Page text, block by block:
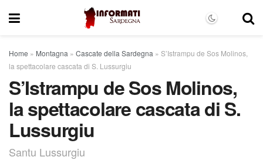
Home » Montagna » Cascate della Sardegna » S’Istrampu de Sos Molinos,
la spettacolare cascata di S. Lussurgiu
S’Istrampu de Sos Molinos,
la spettacolare cascata di S.
Lussurgiu
Santu Lussurgiu